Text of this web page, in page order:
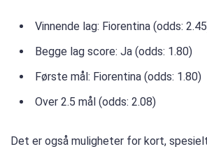
Vinnende lag: Fiorentina (odds:
Begge lag score: Ja (odds: 1.80)
Første mål: Fiorentina (odds: 1.80)
Over 2.5 mål (odds: 2.08)
Det er også muligheter for kort,